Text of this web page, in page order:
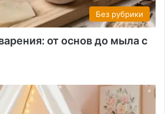
Без рубрики
от основ до мыла с